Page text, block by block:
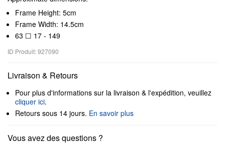
Frame Height: 5cm
Frame Width: 14.5cm
63 ☐ 17 - 149
ID Produit: 927090
Livraison & Retours
Pour plus d'informations sur la livraison & l'expédition, veuillez
cliquer ici.
Retours sous 14 jours. En savoir plus
Vous avez des questions ?